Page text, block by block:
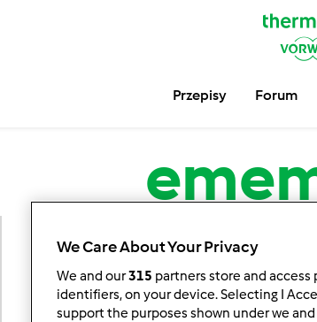
Przepisy Forum
We Care About Your Privacy
We and our315 partners store and
identifiers, on your device. Selecting I
support the purposes shown under we